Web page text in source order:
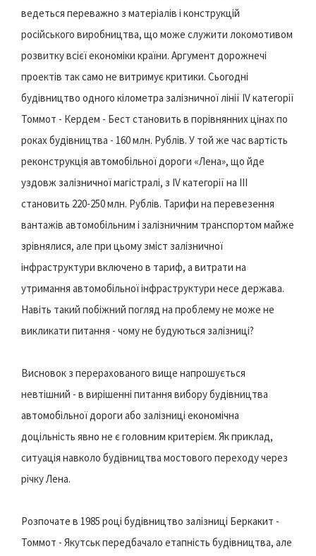
ведеться переважно з матеріалів і конструкцій
російського виробництва, що може служити локомотивом
розвитку всієї економіки країни. Аргумент дорожнечі
проектів так само не витримує критики. Сьогодні
будівництво одного кілометра залізничної лінії IV категорії
Томмот - Кердем - Бест становить в порівнянних цінах по
роках будівництва - 160 млн. Рублів. У той же час вартість
реконструкція автомобільної дороги «Лена», що йде
уздовж залізничної магістралі, з IV категорії на III
становить 220-250 млн. Рублів. Тарифи на перевезення
вантажів автомобільним і залізничним транспортом майже
зрівнялися, але при цьому зміст залізничної
інфраструктури включено в тариф, а витрати на
утримання автомобільної інфраструктури несе держава.
Навіть такий побіжний погляд на проблему не може не
викликати питання - чому не будуються залізниці?
Висновок з перерахованого вище напрошується
невтішний - в вирішенні питання вибору будівництва
автомобільної дороги або залізниці економічна
доцільність явно не є головним критерієм. Як приклад,
ситуація навколо будівництва мостового переходу через
річку Лена.
Розпочате в 1985 році будівництво залізниці Беркакит -
Томмот - Якутськ передбачало етапність будівництва, але